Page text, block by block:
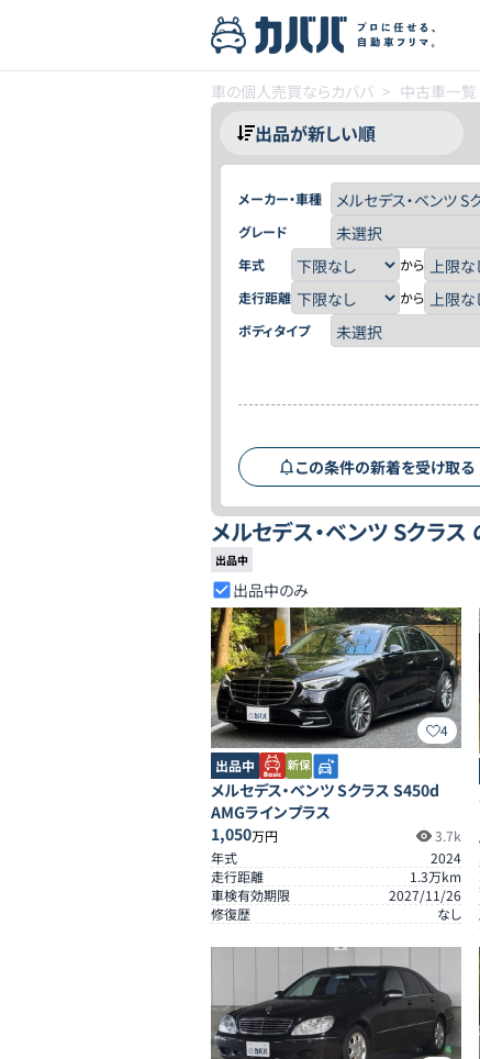
車の個人売買ならカババ > 中古車一覧
メーカー・車種
グレード
年式
から
走行距離
から
ボディタイプ
この条件の新着を受け取る
メルセデス・ベンツ Sクラ
出品中
出品中のみ
4
出品中
メルセデス・ベンツ Sクラス S450d
AMGラインプラス
1,050万円
3.7k
年式
2024
走行距離
1.3万km
車検有効期限
2027/11/26
修復歴
なし